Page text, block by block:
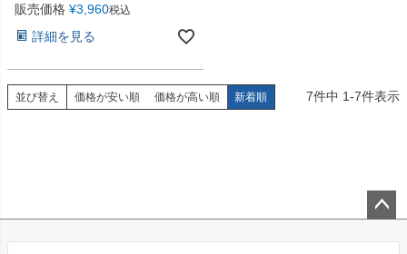
販売価格 ¥3,960税込
詳細を見る
並び替え 価格が安い順 価格が高い順 新着順 7件中 1-7件表示